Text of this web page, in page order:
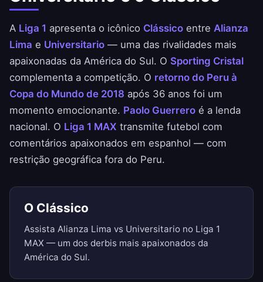
A Liga 1 apresenta o icônico Clássico entre Alianza
Lima e Universitario — uma das rivalidades mais
apaixonadas da América do Sul. O Sporting Cristal
complementa a competição. O retorno do Peru à
Copa do Mundo de 2018 após 36 anos foi um
momento emocionante. Paolo Guerrero é a lenda
nacional. O Liga 1 MAX transmite futebol com
comentários apaixonados em espanhol — com
restrição geográfica fora do Peru.
O Clássico
Assista Alianza Lima vs Universitario no Liga 1
MAX — um dos derbis mais apaixonados da
América do Sul.